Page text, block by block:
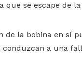
que se escape de
de la bobina en sí
a una